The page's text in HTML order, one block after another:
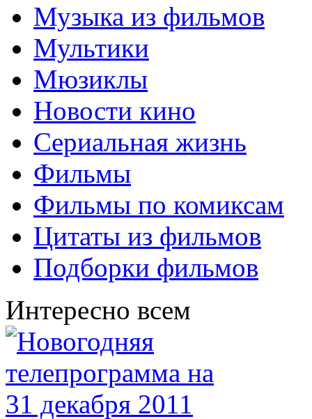
Музыка из фильмов
Мультики
Мюзиклы
Новости кино
Сериальная жизнь
Фильмы
Фильмы по комиксам
Цитаты из фильмов
Подборки фильмов
Интересно всем